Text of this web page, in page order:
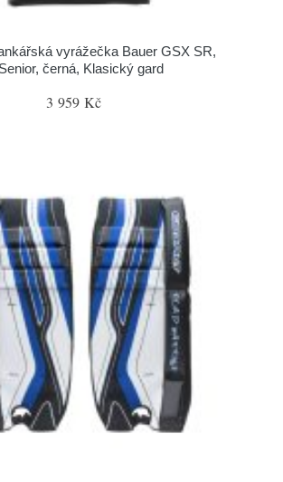
vyrážečka Bauer GSX SR,
Senior, černá, Klasický gard
3 959 Kč